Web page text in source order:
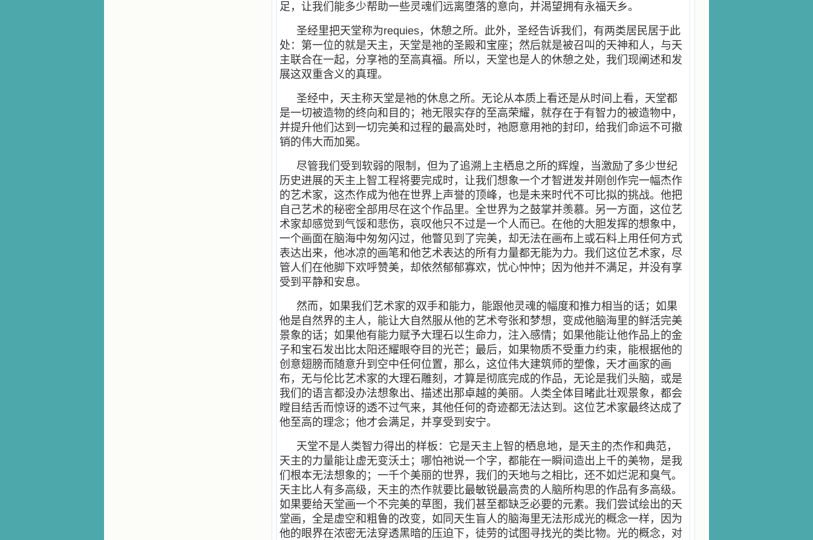
足，让我们能多少帮助一些灵魂们远离堕落的意向，并渴望拥有永福天乡。
圣经里把天堂称为requies，休憩之所。此外，圣经告诉我们，有两类居民居于此
处：第一位的就是天主，天堂是祂的圣殿和宝座；然后就是被召叫的天神和人，与天
主联合在一起，分享祂的至高真福。所以，天堂也是人的休憩之处，我们现阐述和发
展这双重含义的真理。
圣经中，天主称天堂是祂的休息之所。无论从本质上看还是从时间上看，天堂都
是一切被造物的终向和目的；祂无限实存的至高荣耀，就存在于有智力的被造物中，
并提升他们达到一切完美和过程的最高处时，祂愿意用祂的封印，给我们命运不可撤
销的伟大而加冕。
尽管我们受到软弱的限制，但为了追溯上主栖息之所的辉煌，当激励了多少世纪
历史进展的天主上智工程将要完成时，让我们想象一个才智迸发并刚创作完一幅杰作
的艺术家，这杰作成为他在世界上声誉的顶峰，也是未来时代不可比拟的挑战。他把
自己艺术的秘密全部用尽在这个作品里。全世界为之鼓掌并羡慕。另一方面，这位艺
术家却感觉到气馁和悲伤，哀叹他只不过是一个人而已。在他的大胆发挥的想象中，
一个画面在脑海中匆匆闪过，他瞥见到了完美，却无法在画布上或石料上用任何方式
表达出来，他冰凉的画笔和他艺术表达的所有力量都无能为力。我们这位艺术家，尽
管人们在他脚下欢呼赞美，却依然郁郁寡欢，忧心忡忡；因为他并不满足，并没有享
受到平静和安息。
然而，如果我们艺术家的双手和能力，能跟他灵魂的幅度和推力相当的话；如果
他是自然界的主人，能让大自然服从他的艺术夸张和梦想，变成他脑海里的鲜活完美
景象的话；如果他有能力赋予大理石以生命力，注入感情；如果他能让他作品上的金
子和宝石发出比太阳还耀眼夺目的光芒；最后，如果物质不受重力约束，能根据他的
创意翅膀而随意升到空中任何位置，那么，这位伟大建筑师的塑像，天才画家的画
布，无与伦比艺术家的大理石雕刻，才算是彻底完成的作品，无论是我们头脑，或是
我们的语言都没办法想象出、描述出那卓越的美丽。人类全体目睹此壮观景象，都会
瞠目结舌而惊讶的透不过气来，其他任何的奇迹都无法达到。这位艺术家最终达成了
他至高的理念；他才会满足，并享受到安宁。
天堂不是人类智力得出的样板：它是天主上智的栖息地，是天主的杰作和典范，
天主的力量能让虚无变沃土；哪怕祂说一个字，都能在一瞬间造出上千的美物，是我
们根本无法想象的；一千个美丽的世界，我们的天地与之相比，还不如烂泥和臭气。
天主比人有多高级，天主的杰作就要比最敏锐最高贵的人脑所构思的作品有多高级。
如果要给天堂画一个不完美的草图，我们甚至都缺乏必要的元素。我们尝试绘出的天
堂画，全是虚空和粗鲁的改变，如同天生盲人的脑海里无法形成光的概念一样，因为
他的眼界在浓密无法穿透黑暗的压迫下，徒劳的试图寻找光的类比物。光的概念，对